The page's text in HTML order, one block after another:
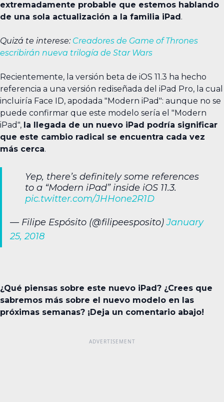
extremadamente probable que estemos hablando
de una sola actualización a la familia iPad.
Quizá te interese: Creadores de Game of Thrones
escribirán nueva trilogía de Star Wars
Recientemente, la versión beta de iOS 11.3 ha hecho
referencia a una versión rediseñada del iPad Pro, la cual
incluiría Face ID, apodada "Modern iPad": aunque no se
puede confirmar que este modelo sería el "Modern
iPad", la llegada de un nuevo iPad podría significar
que este cambio radical se encuentra cada vez
más cerca.
Yep, there’s definitely some references
to a “Modern iPad” inside iOS 11.3.
pic.twitter.com/JHHone2R1D
— Filipe Espósito (@filipeesposito)January
25, 2018
¿Qué piensas sobre este nuevo iPad? ¿Crees que
sabremos más sobre el nuevo modelo en las
próximas semanas? ¡Deja un comentario abajo!